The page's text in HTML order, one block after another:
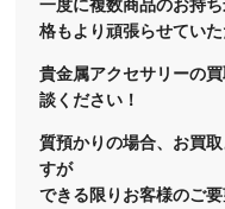
一度に複数商品のお持
格もより頑張らせていた
貴金属アクセサリーの
談ください！
質預かりの場合、お買
すが
できる限りお客様のご